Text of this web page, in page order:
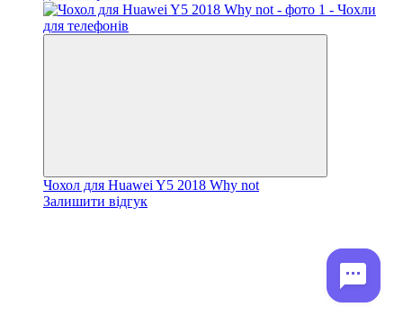
Чохол для Huawei Y5 2018 Why not
Залишити відгук